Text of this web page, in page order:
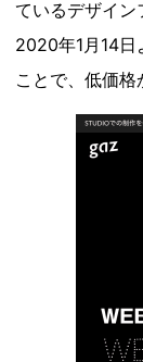
ているデザイン
2020年1月14日
ことで、低価格